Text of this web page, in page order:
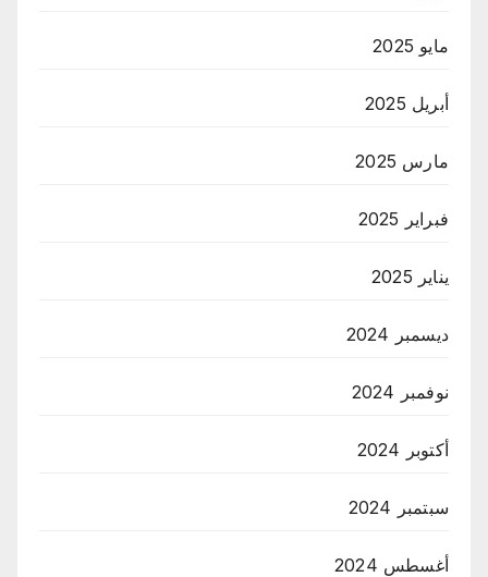
مايو 2025
أبريل 2025
مارس 2025
فبراير 2025
يناير 2025
ديسمبر 2024
نوفمبر 2024
أكتوبر 2024
سبتمبر 2024
أغسطس 2024